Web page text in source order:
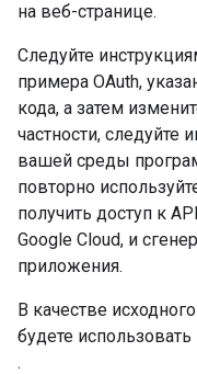
на веб-странице.
Следуйте
примера OAuth,
кода, а затем
частности, следуйте
вашей среды
повторно
получить доступ к
Google Cloud, и
приложения.
В качестве
будете использовать
.